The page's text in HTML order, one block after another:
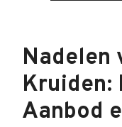
Nadelen
Kruiden:
Aanbod